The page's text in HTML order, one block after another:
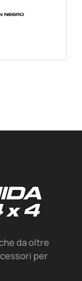
da oltre
per